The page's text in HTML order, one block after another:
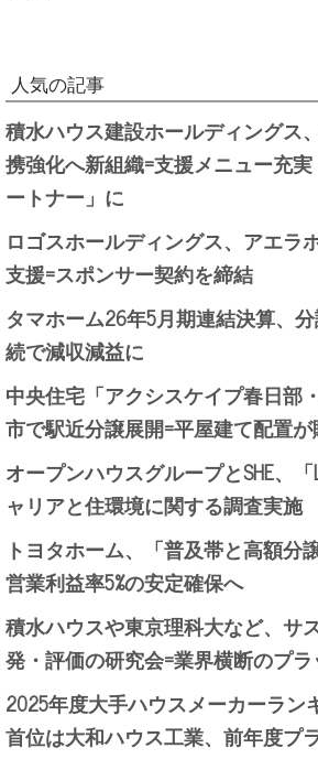
人気の記事
積水ハウス建設ホールディングス
携強化へ新組織=支援メニュー充
ートナー」に
ロゴスホールディングス、アエラ
支援=スポンサー契約を締結
タマホーム26年5月期連結決算、
続で減収減益に
中央住宅「アクシスケイプ春日部
市で駅近分譲展開=平屋建て配置
オープンハウスグループとSHE、
ャリアと住環境に関する調査実施
トヨタホーム、「普及帯と高額分
営業利益率5%の安定確保へ
積水ハウスや東京理科大など、サ
発・評価の研究会=業界横断のプ
2025年度大手ハウスメーカーラン
首位は大和ハウス工業、前年度プ